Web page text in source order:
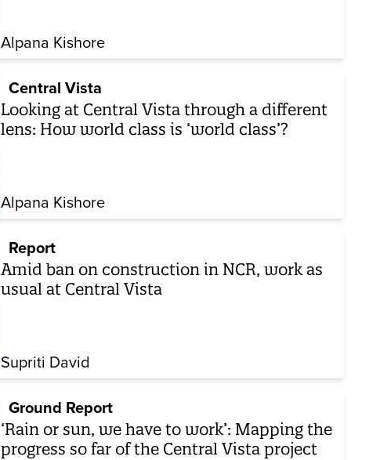
Alpana Kishore
Central Vista
Looking at Central Vista through a different
lens: How world class is ‘world class’?
Alpana Kishore
Report
Amid ban on construction in NCR, work as
usual at Central Vista
Supriti David
Ground Report
‘Rain or sun, we have to work’: Mapping the
progress so far of the Central Vista project